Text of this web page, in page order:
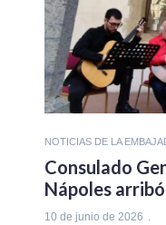
NOTICIAS DE LA
Consulado
Nápoles
10 de junio de 2026